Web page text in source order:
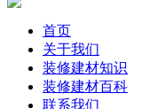
首页
关于我们
装修建材知识
装修建材百科
联系我们